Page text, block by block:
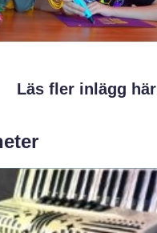
Läs fler inlägg här